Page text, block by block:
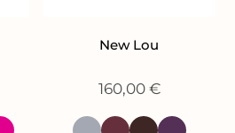
New Lou
160,00 €